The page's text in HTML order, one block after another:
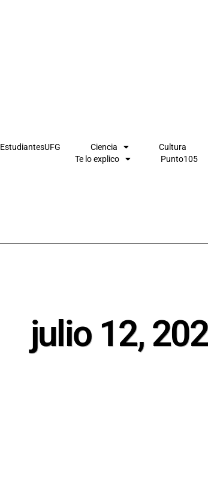
EstudiantesUFG Ciencia Cultura
Te lo explico
Punto105
julio 12,